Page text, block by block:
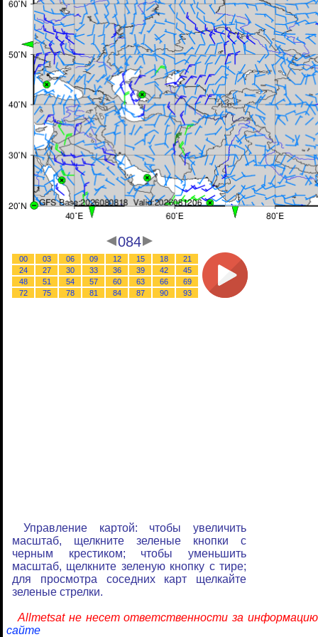
084
00 03 06 09 12 15 18
21
24
27 30 33 36 39 42
45
48
51 54 57 60 63 66
69
72
75 78 81 84 87 90 93
Управление картой: чтобы увеличить
масштаб, щелкните зеленые кнопки с
черным крестиком; чтобы уменьшить
масштаб, щелкните зеленую кнопку с тире;
для просмотра соседних карт щелкайте
зеленые стрелки.
Allmetsat не несет ответственности за
сайте